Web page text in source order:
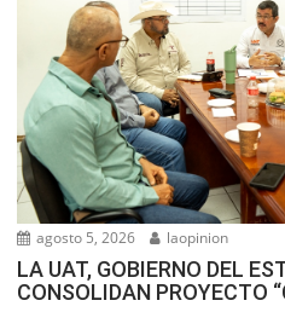
agosto 5, 2026 laopinion
LA UAT, GOBIERNO DEL
CONSOLIDAN PROYECTO